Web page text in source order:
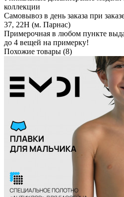
коллекции
Самовывоз в день заказа при
37, 22Н (м. Парнас)
Примерочная в любом пункте
до 4 вещей на примерку!
Похожие товары (8)